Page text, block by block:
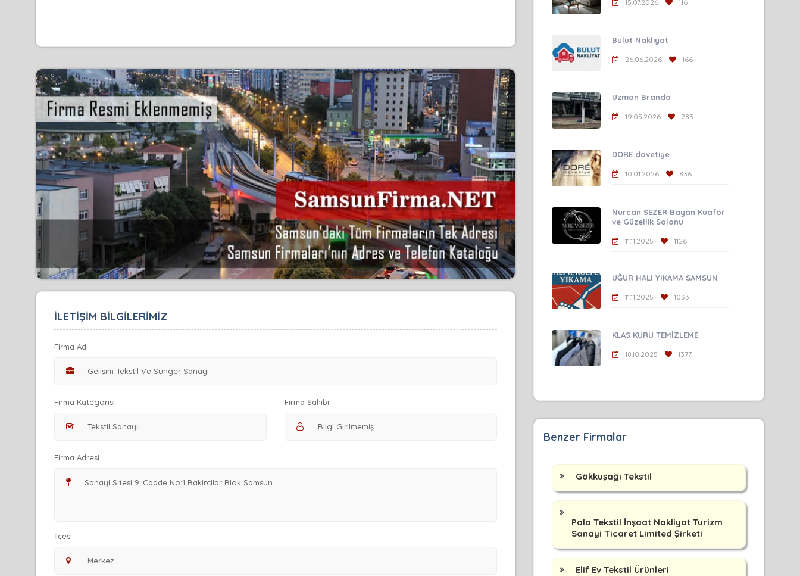
İLETİŞİM BİLGİLERİMİZ
Firma Adı
Firma Kategorisi Firma Sahibi
Firma Adresi
İlçesi
15.07.2026 116
Bulut Nakliyat
26.06.2026 166
Uzman Branda
19.05.2026 283
DORE davetiye
10.01.2026 836
Nurcan SEZER Bayan Kuaför
ve Güzellik Salonu
11.11.2025 1126
UĞUR HALI YIKAMA SAMSUN
11.11.2025 1033
KLAS KURU TEMİZLEME
18.10.2025 1377
Benzer Firmalar
Gökkuşağı Tekstil
Pala Tekstil İnşaat Nakliyat Turizm
Sanayi Ticaret Limited Şirketi
Elif Ev Tekstil Ürünleri